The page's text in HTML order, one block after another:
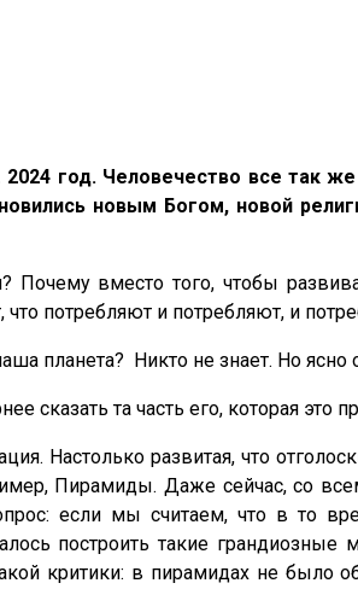
2024 год.Человечество все так же
новым Богом, новой
Почему вместо того, чтобы
потребляют и потребляют, и
планета? Никто не знает. Но ясно
сказать та часть его, которая это
Настолько развитая, что
Пирамиды. Даже сейчас, со
если мы считаем, что в то
построить такие
критики: в пирамидах не было